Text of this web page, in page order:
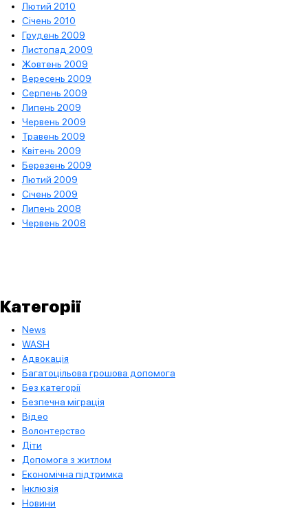
Лютий 2010
Січень 2010
Грудень 2009
Листопад 2009
Жовтень 2009
Вересень 2009
Серпень 2009
Липень 2009
Червень 2009
Травень 2009
Квітень 2009
Березень 2009
Лютий 2009
Січень 2009
Липень 2008
Червень 2008
Категорії
News
WASH
Адвокація
Багатоцільова грошова допомога
Без категорії
Безпечна міграція
Відео
Волонтерство
Діти
Допомога з житлом
Економічна підтримка
Інклюзія
Новини